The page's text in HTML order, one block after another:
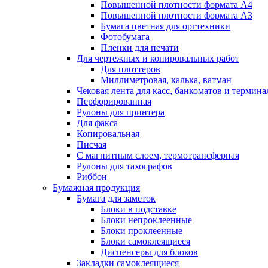
Повышенной плотности формата А4
Повышенной плотности формата А3
Бумага цветная для оргтехники
Фотобумага
Пленки для печати
Для чертежных и копировальных работ
Для плоттеров
Миллиметровая, калька, ватман
Чековая лента для касс, банкоматов и
Перфорированная
Рулоны для принтера
Для факса
Копировальная
Писчая
С магнитным слоем, термотрансферная
Рулоны для тахографов
Риббон
Бумажная продукция
Бумага для заметок
Блоки в подставке
Блоки непроклеенные
Блоки проклеенные
Блоки самоклеящиеся
Диспенсеры для блоков
Закладки самоклеящиеся